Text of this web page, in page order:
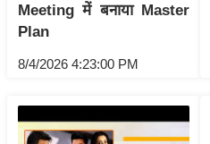
ष
प्र
भु
हि
मा
Meeting में बनाया Master
Plan
8/4/2026 4:23:00 PM